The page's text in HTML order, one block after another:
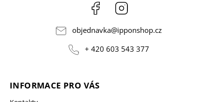
Facebook
objednavka@ipponshop.cz
+ 420 603 543 377
INFORMACE PRO VÁS